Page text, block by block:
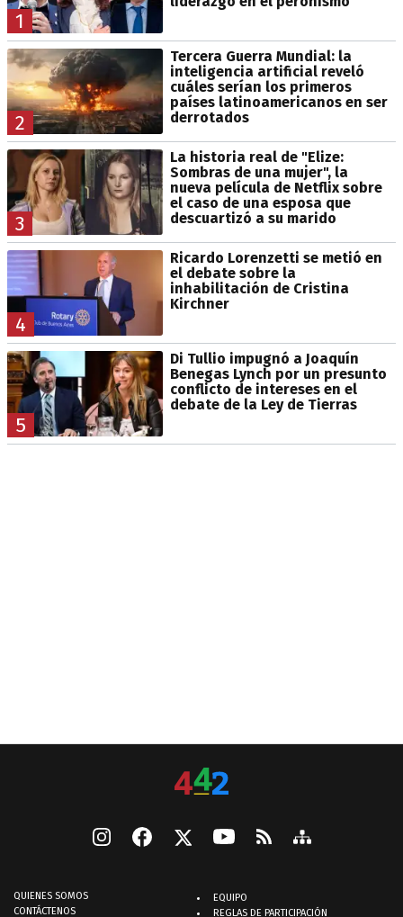
1
2
Tercera Guerra Mundial: la
inteligencia artificial reveló
cuáles serían los primeros
países latinoamericanos en ser
derrotados
3
La historia real de "Elize:
Sombras de una mujer", la
nueva película de Netflix sobre
el caso de una esposa que
descuartizó a su marido
4
Ricardo Lorenzetti se metió en
el debate sobre la
inhabilitación de Cristina
Kirchner
5
Di Tullio impugnó a Joaquín
Benegas Lynch por un presunto
conflicto de intereses en el
debate de la Ley de Tierras
QUIENES SOMOS
CONTÁCTENOS
EQUIPO
REGLAS DE PARTICIPACIÓN